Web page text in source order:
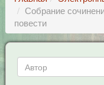
Собрание
повести